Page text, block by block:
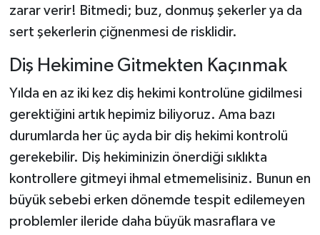
zarar verir! Bitmedi; buz, donmuş şekerler ya da
sert şekerlerin çiğnenmesi de risklidir.
Diş Hekimine Gitmekten Kaçınmak
Yılda en az iki kez diş hekimi kontrolüne gidilmesi
gerektiğini artık hepimiz biliyoruz. Ama bazı
durumlarda her üç ayda bir diş hekimi kontrolü
gerekebilir. Diş hekiminizin önerdiği sıklıkta
kontrollere gitmeyi ihmal etmemelisiniz. Bunun en
büyük sebebi erken dönemde tespit edilemeyen
problemler ileride daha büyük masraflara ve